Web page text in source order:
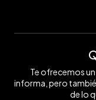
Te ofrecemos
informa, pero
de lo